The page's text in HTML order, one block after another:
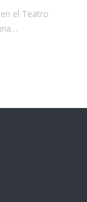
el Teatro